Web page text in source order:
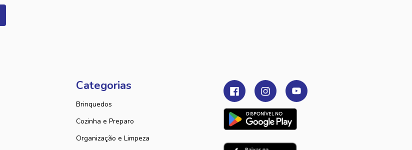
Categorias
Brinquedos
Cozinha e Preparo
Organização e Limpeza